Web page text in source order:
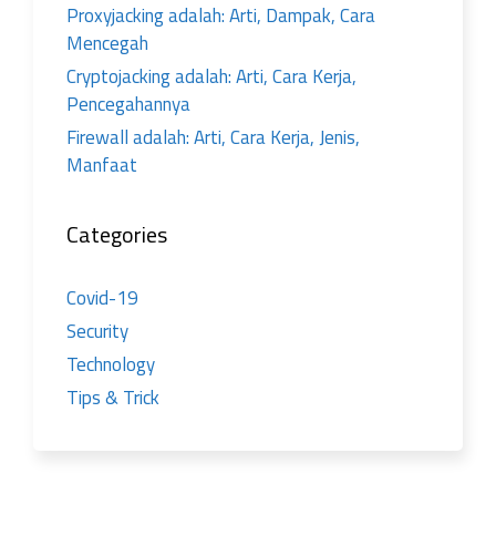
Proxyjacking adalah: Arti, Dampak, Cara
Mencegah
Cryptojacking adalah: Arti, Cara Kerja,
Pencegahannya
Firewall adalah: Arti, Cara Kerja, Jenis,
Manfaat
Categories
Covid-19
Security
Technology
Tips & Trick